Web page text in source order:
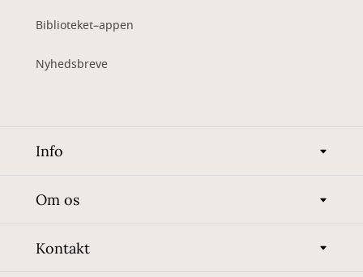
Biblioteket–appen
Nyhedsbreve
Info
Om os
Kontakt